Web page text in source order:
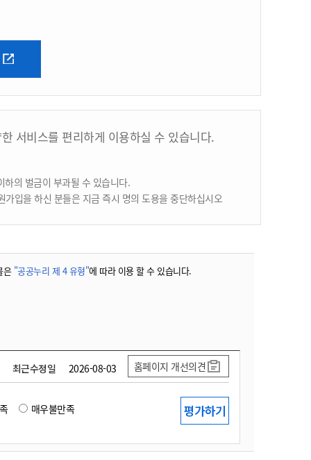
서비스를 편리하게 이용하실 수 있습니다.
의 벌금이 부과될 수 있습니다.
입을 하신 분들은 지금 즉시 명의 도용을 중단하십시오
은 "공공누리 제 4 유형"에 따라 이용 할 수 있습니다.
최근수정일 2026-08-03 홈페이지 개선의견
매우불만족